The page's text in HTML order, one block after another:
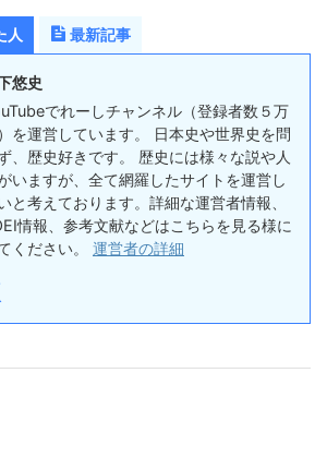
人 最新記事
悠史
でれーしチャンネル（登録者数５万
を運営しています。 日本史や世界史を問
、歴史好きです。 歴史には様々な説や人
いますが、全て網羅したサイトを運営し
と考えております。詳細な運営者情報、
情報、参考文献などはこちらを見る様に
ください。 運営者の詳細